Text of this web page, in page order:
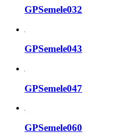
GPSemele032
GPSemele043
GPSemele047
GPSemele060